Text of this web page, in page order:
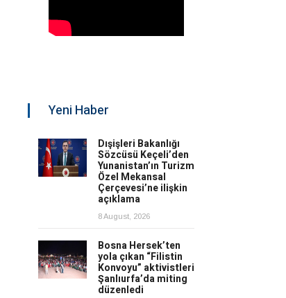
Yeni Haber
Dışişleri Bakanlığı
Sözcüsü Keçeli’den
Yunanistan’ın Turizm
Özel Mekansal
Çerçevesi’ne ilişkin
açıklama
8 August, 2026
Bosna Hersek’ten
yola çıkan “Filistin
Konvoyu” aktivistleri
Şanlıurfa’da miting
düzenledi